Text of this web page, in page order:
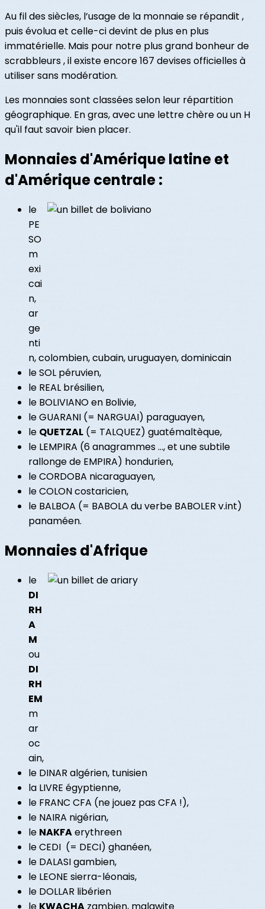
Au fil des siècles, l’usage de la monnaie se répandit ,
puis évolua et celle-ci devint de plus en plus
immatérielle. Mais pour notre plus grand bonheur de
scrabbleurs , il existe encore 167 devises officielles à
utiliser sans modération.
Les monnaies sont classées selon leur répartition
géographique. En gras, avec une lettre chère ou un H
qu'il faut savoir bien placer.
Monnaies d'Amérique latine et
d'Amérique centrale :
le
PE
SO
m
exi
cai
n,
ar
ge
nti
n, colombien, cubain, uruguayen, dominicain
le SOL péruvien,
le REAL brésilien,
le BOLIVIANO en Bolivie,
le GUARANI (= NARGUAI) paraguayen,
le QUETZAL (= TALQUEZ) guatémaltèque,
le LEMPIRA (6 anagrammes ..., et une subtile
rallonge de EMPIRA) hondurien,
le CORDOBA nicaraguayen,
le COLON costaricien,
le BALBOA (= BABOLA du verbe BABOLER v.int)
panaméen.
Monnaies d'Afrique
le
DI
RH
A
M
ou
DI
RH
EM
m
ar
oc
ain,
le DINAR algérien, tunisien
la LIVRE égyptienne,
le FRANC CFA (ne jouez pas CFA !),
le NAIRA nigérian,
le NAKFAerythreen
le CEDI (= DECI) ghanéen,
le DALASI gambien,
le LEONE sierra-léonais,
le DOLLAR libérien